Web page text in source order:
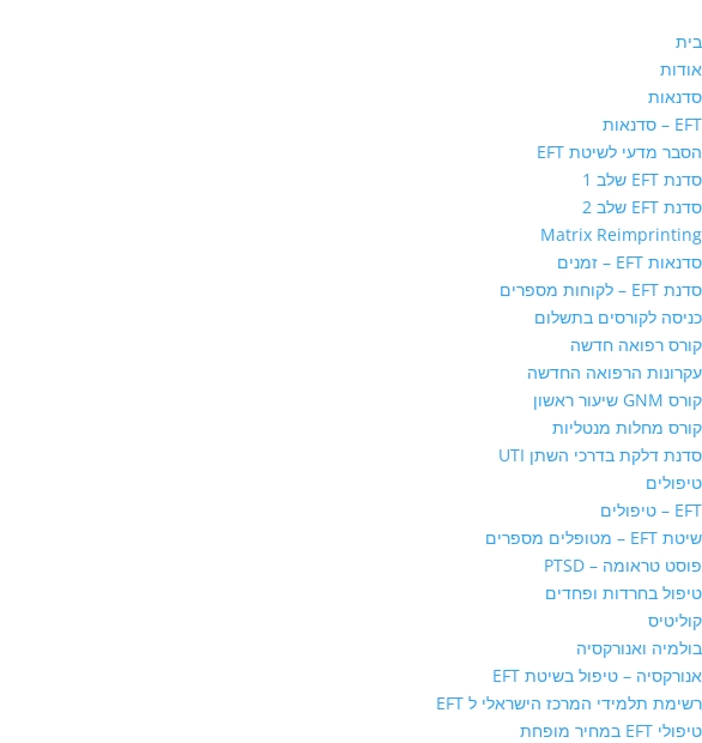
בית
אודות
סדנאות
EFT – סדנאות
הסבר מדעי לשיטת EFT
סדנת EFT שלב 1
סדנת EFT שלב 2
Matrix Reimprinting
סדנאות EFT – זמנים
סדנת EFT – לקוחות מספרים
כניסה לקורסים בתשלום
קורס רפואה חדשה
עקרונות הרפואה החדשה
קורס GNM שיעור ראשון
קורס מחלות מנטליות
סדנת דלקת בדרכי השתן UTI
טיפולים
EFT – טיפולים
שיטת EFT – מטופלים מספרים
פוסט טראומה – PTSD
טיפול בחרדות ופחדים
קוליטיס
בולמיה ואנורקסיה
אנורקסיה – טיפול בשיטת EFT
רשימת תלמידי המרכז הישראלי ל EFT
טיפולי EFT במחיר מופחת